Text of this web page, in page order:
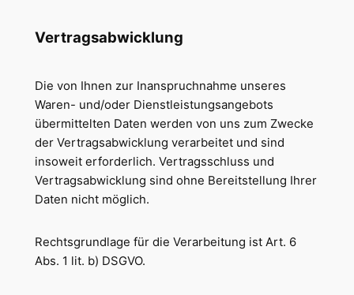
Vertragsabwicklung
Die von Ihnen zur Inanspruchnahme unseres
Waren- und/oder Dienstleistungsangebots
übermittelten Daten werden von uns zum Zwecke
der Vertragsabwicklung verarbeitet und sind
insoweit erforderlich. Vertragsschluss und
Vertragsabwicklung sind ohne Bereitstellung Ihrer
Daten nicht möglich.
Rechtsgrundlage für die Verarbeitung ist Art. 6
Abs. 1 lit. b) DSGVO.